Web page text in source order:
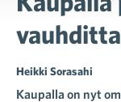
Heikki Sorasahi
Kaupalla on nyt